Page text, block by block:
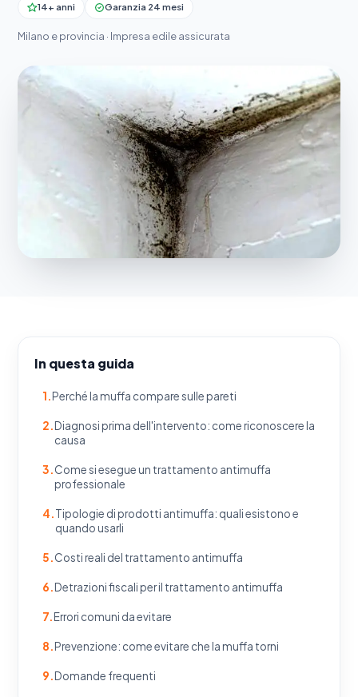
14+ anni Garanzia 24 mesi
Milano e provincia · Impresa edile assicurata
In questa guida
Perché la muffa compare sulle pareti
Diagnosi prima dell'intervento: come riconoscere la
causa
Come si esegue un trattamento antimuffa
professionale
Tipologie di prodotti antimuffa: quali esistono e
quando usarli
Costi reali del trattamento antimuffa
Detrazioni fiscali per il trattamento antimuffa
Errori comuni da evitare
Prevenzione: come evitare che la muffa torni
Domande frequenti